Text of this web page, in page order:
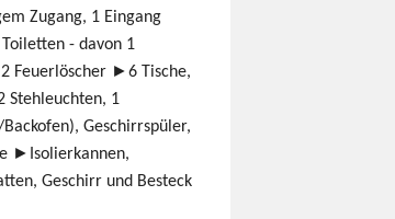
Zugang, 1 Eingang
- davon 1
Feuerlöscher ►6 Tische,
Stehleuchten, 1
Geschirrspüler,
►Isolierkannen,
Geschirr und Besteck